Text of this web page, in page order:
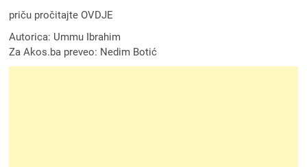
priču pročitajte OVDJE
Autorica: Ummu Ibrahim
Za Akos.ba preveo: Nedim Botić